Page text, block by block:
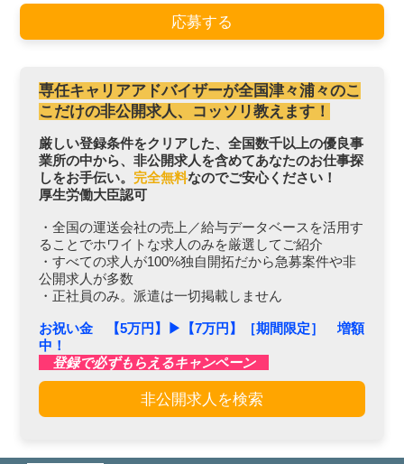
応募する
専任キャリアアドバイザーが全国津々浦々のこ
こだけの非公開求人、コッソリ教えます！
厳しい登録条件をクリアした、全国数千以上の優良事
業所の中から、非公開求人を含めてあなたのお仕事探
しをお手伝い。 完全無料なのでご安心ください！
厚生労働大臣認可
・全国の運送会社の売上／給与データベースを活用す
ることでホワイトな求人のみを厳選してご紹介
・すべての求人が100%独自開拓だから急募案件や非
公開求人が多数
・正社員のみ。派遣は一切掲載しません
お祝い金 【5万円】▶︎【7万円】［期間限定］ 増額
中！
登録で必ずもらえるキャンペーン
非公開求人を検索